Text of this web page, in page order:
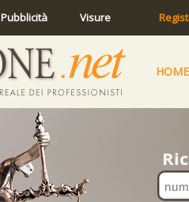
Pubblicità Visure
HOME